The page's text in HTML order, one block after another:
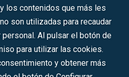
T, 12593, Se. 8, F. 129, H. 201.307.
A-81/874.984
redes sociales:
los contenidos que más les
son utilizadas para recaudar
Al pulsar el botón de
para utilizar las cookies.
y obtener más